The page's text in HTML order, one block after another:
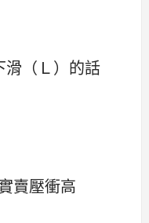
滑（Ｌ）的話
賣壓衝高